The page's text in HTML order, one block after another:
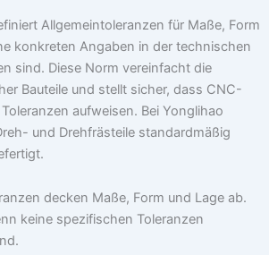
Allgemeintoleranzen für Maße, Form
konkreten Angaben in der technischen
sind. Diese Norm vereinfacht die
Bauteile und stellt sicher, dass CNC-
aufweisen. Bei Yonglihao
und Drehfrästeile standardmäßig
decken Maße, Form und Lage ab.
keine spezifischen Toleranzen